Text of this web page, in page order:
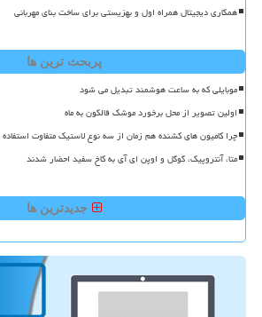
همکاری دیجیتال همراه اول و بهزیستی برای ساخت بنای مهربانی
پربحث ترین ها
موبایلی که به ساعت هوشمند تبدیل می شود
اولین تصویر از محل برخورد موشک فالکون به ماه
چرا کامیون های کشنده هم زمان از سه نوع لاستیک متفاوت
متا، آنتروپیک، گوگل و اوپن ای آی به کاخ سفید احضار شدند
جدیدترین ها